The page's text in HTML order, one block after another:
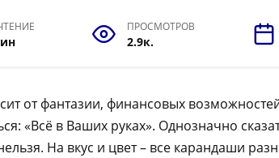
ПРОСМОТРОВ
2.9к.
от фантазии, финансовых
«Всё в Ваших руках». Однозначно
На вкус и цвет – все карандаши